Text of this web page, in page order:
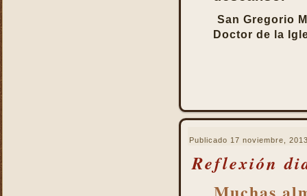
San Gregorio
Doctor de la
Publicado 17 noviembre,
Reflexión